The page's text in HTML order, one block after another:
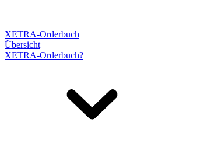
XETRA-Orderbuch
Übersicht
XETRA-Orderbuch?